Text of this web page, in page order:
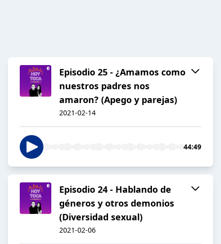
Episodio 25 - ¿Amamos como
nuestros padres nos
amaron? (Apego y parejas)
2021-02-14
44:49
Episodio 24 - Hablando de
géneros y otros demonios
(Diversidad sexual)
2021-02-06